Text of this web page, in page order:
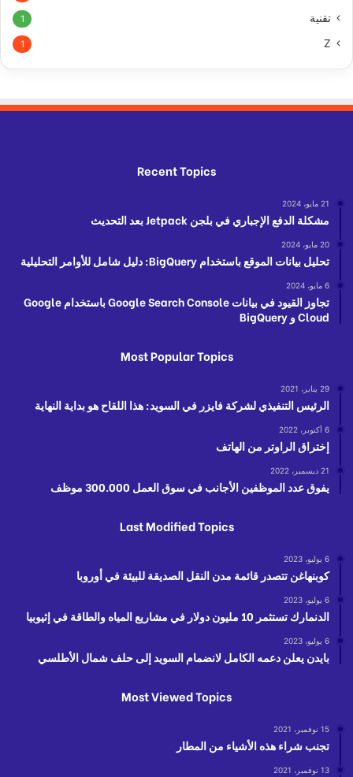
تقنية 1
Z
1
Recent Topics
21 مايو، 2024
مشكلة الدفع الإجباري في بلجن Jetpack بعد التحديث
20 مايو، 2024
تحليل بيانات الموقع باستخدام BigQuery: دليل شامل للأوامر التحليلية
6 مايو، 2024
تجاوز القيود في بيانات Google Search Console باستخدام Google
Cloud و BigQuery
Most Popular Topics
29 يناير، 2021
الرئيس التنفيذي لشركة فايزر في السويد: هذا اللقاح هو بداية النهاية
6 أكتوبر، 2022
إختراق الراوتر من الهاتف
21 ديسمبر، 2022
يفوق عدد الموظفين الأجانب في سوق العمل 300.000 موظف
Last Modified Topics
6 يوليو، 2023
كوبنهاغن تتصدر قائمة مدن النقل الصديقة للبيئة في أوروبا
6 يوليو، 2023
الدنمارك تستثمر 10 مليون دولار في مشاريع المياه والطاقة في إثيوبيا
6 يوليو، 2023
بايدن يعلن دعمه الكامل لانضمام السويد إلى حلف شمال الأطلسي
Most Viewed Topics
15 نوفمبر، 2021
تجنب شراء هذه الأشياء من المطار
13 نوفمبر، 2021